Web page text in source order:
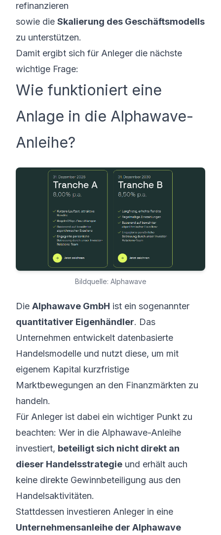
refinanzieren
sowie die Skalierung des Geschäftsmodells
zu unterstützen.
Damit ergibt sich für Anleger die nächste
wichtige Frage:
Wie funktioniert eine
Anlage in die Alphawave-
Anleihe?
Bildquelle: Alphawave
Die Alphawave GmbH ist ein sogenannter
quantitativer Eigenhändler. Das
Unternehmen entwickelt datenbasierte
Handelsmodelle und nutzt diese, um mit
eigenem Kapital kurzfristige
Marktbewegungen an den Finanzmärkten zu
handeln.
Für Anleger ist dabei ein wichtiger Punkt zu
beachten: Wer in die Alphawave-Anleihe
investiert, beteiligt sich nicht direkt an
dieser Handelsstrategie und erhält auch
keine direkte Gewinnbeteiligung aus den
Handelsaktivitäten.
Stattdessen investieren Anleger in eine
Unternehmensanleihe der Alphawave